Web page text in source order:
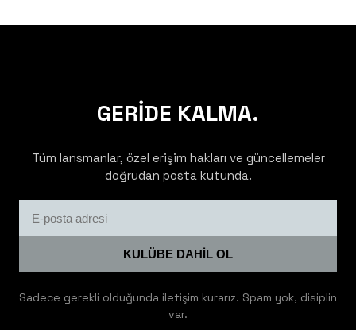
GERİDE KALMA.
Tüm lansmanlar, özel erişim hakları ve güncellemeler
doğrudan posta kutunda.
KULÜBE DAHİL OL
Sadece gerekli olduğunda iletişim kurarız. Spam yok, disiplin
var.